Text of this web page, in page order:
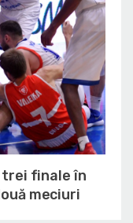
finale în
meciuri